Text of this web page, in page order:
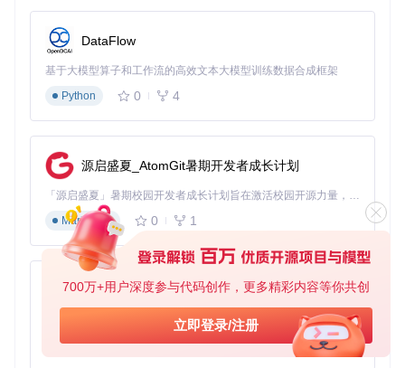
700万+用户深度参与代码创作，更多精彩内容等你共创
立即登录/注册
实战案例：高效学习的完整路径
数据科学爱好者李明的案例颇具代表性。他需要学习一系列机
器学习教程，但每周仅能抽出3小时学习时间。通过BiliTools智
能解析功能，他构建了一套高效学习流程：
首先，在通勤时间使用移动端快速浏览解析后的视频大纲，标
记出需要深入理解的章节；其次，利用午休时间聚焦于标记的
关键片段，配合系统生成的知识点注释进行深度学习；最后，
在周末将分散的知识点通过系统的知识图谱功能进行整合，形
成完整的知识体系。
三个月实践后，李明完成了原本需要半年才能学完的课程内
容，且知识保留率比传统学习方式提升了40%。这个案例展示
了智能解析如何通过重构学习流程，实现时间效率和学习效果
的双重提升。
效能优化：突破使用瓶颈的进阶技巧
尽管智能解析功能强大，但用户在实际使用中常陷入一些认知
DataFlow
基于大模型算子和工作流的高效文本大模型训练数据合成框架
Python
0 4
源启盛夏_AtomGit暑期开发者成长计划
「源启盛夏」暑期校园开发者成长计划旨在激活校园开源力量，通过积分激励、认证扶持、资源倾斜等形式，引导高校组织和开发者完成「入驻 — 建项目 — 做贡献 — 获认证 — 得资源」的完整闭环。无论你是想带领社团入驻平台的组织者，还是希望用代码贡献证明自己的开发者，都能在这里找到属于你的成长路径。
Markdown
0 1
py-xiaozhi
基于Python的Xiaozhi AI，适用于想要完整Xiaozhi体验而无需拥有专用硬件的用户。
Python
0 1